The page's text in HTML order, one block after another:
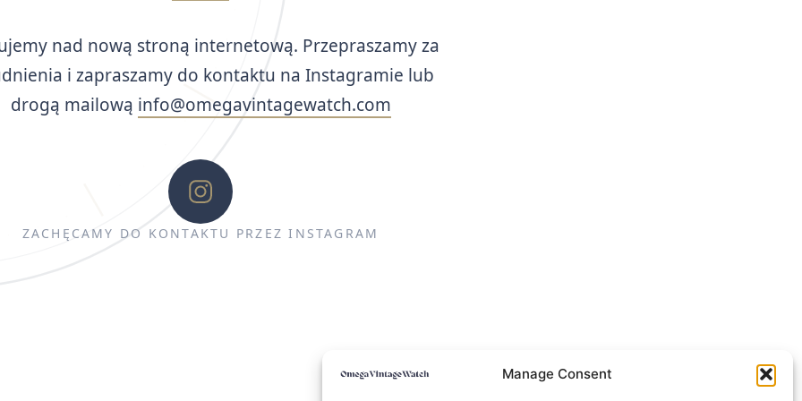
Manage Consent
nad nową stroną internetową. Przepraszamy za
i zapraszamy do kontaktu na Instagramie lub
drogą mailową info@omegavintagewatch.com
ZACHĘCAMY DO KONTAKTU PRZEZ INSTAGRAM